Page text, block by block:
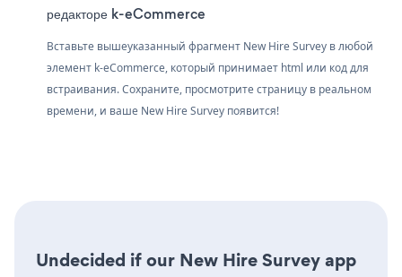
редакторе k-eCommerce
Вставьте вышеуказанный фрагмент New Hire Survey в любой
элемент k-eCommerce, который принимает html или код для
встраивания. Сохраните, просмотрите страницу в реальном
времени, и ваше New Hire Survey появится!
Undecided if our New Hire Survey app